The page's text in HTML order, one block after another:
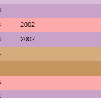
2002
2002